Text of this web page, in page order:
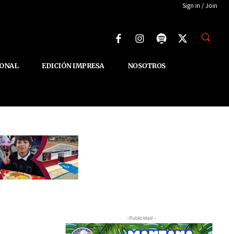
Sign in / Join
EDICIÓN IMPRESA NOSOTROS
-Publicidad -